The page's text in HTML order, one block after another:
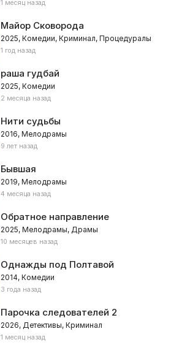
1 месяц назад
Майор Сковорода
2025, Комедии, Криминал, Процедуралы
1 год назад
раша гудбай
2025, Комедии
2 месяца назад
Нити судьбы
2016, Мелодрамы
9 лет назад
Бывшая
2019, Мелодрамы
4 месяца назад
Обратное направление
2025, Мелодрамы, Драмы
10 месяцев назад
Однажды под Полтавой
2014, Комедии
3 года назад
Парочка следователей 2
2026, Детективы, Криминал
1 месяц назад